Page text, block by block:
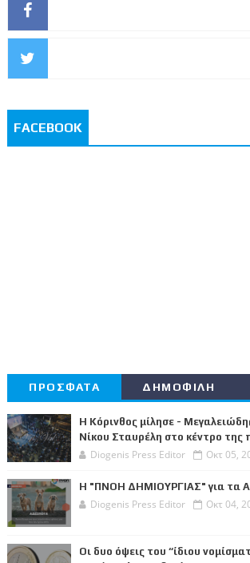
FACEBOOK
ΠΡΟΣΦΑΤΑ ΔΗΜΟΦΙΛΗ
Η Κόρινθος μίλησε -
Νίκου Σταυρέλη στο κέντρο της
Diogenis Press Editor Οκτ 05,
Η "ΠΝΟΗ ΔΗΜΙΟΥΡΓΙΑΣ" για τα
Diogenis Press Editor Οκτ 04,
Οι δυο όψεις του “ίδιου